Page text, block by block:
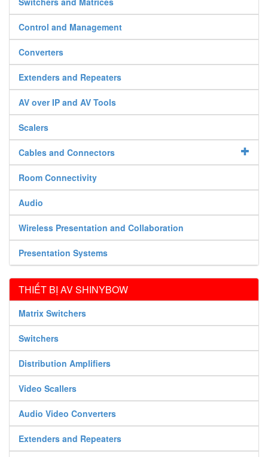
Control and Management
Converters
Extenders and Repeaters
AV over IP and AV Tools
Scalers
Cables and Connectors
Room Connectivity
Audio
Wireless Presentation and Collaboration
Presentation Systems
THIẾT BỊ AV SHINYBOW
Matrix Switchers
Switchers
Distribution Amplifiers
Video Scallers
Audio Video Converters
Extenders and Repeaters